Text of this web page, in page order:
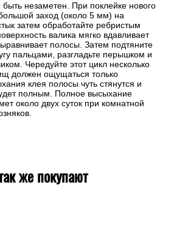
незаметен. При поклейке нового
заход (около 5 мм) на
затем обработайте ребристым
валика мягко вдавливает
полосы. Затем подтяните
пальцами, разгладьте перышком и
Чередуйте этот цикл несколько
должен ощущаться только
клея полосы чуть стянутся и
полным. Полное высыхание
около двух суток при комнатной
же покупают